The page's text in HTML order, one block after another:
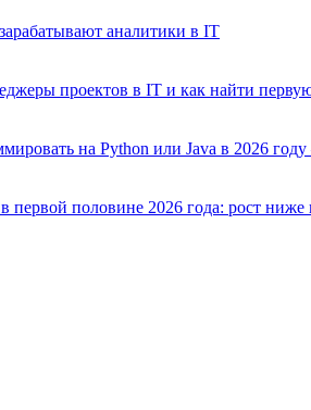
аналитики в IT
проектов в IT и как найти
на Python или Java в 2026
первой половине 2026 года: рост